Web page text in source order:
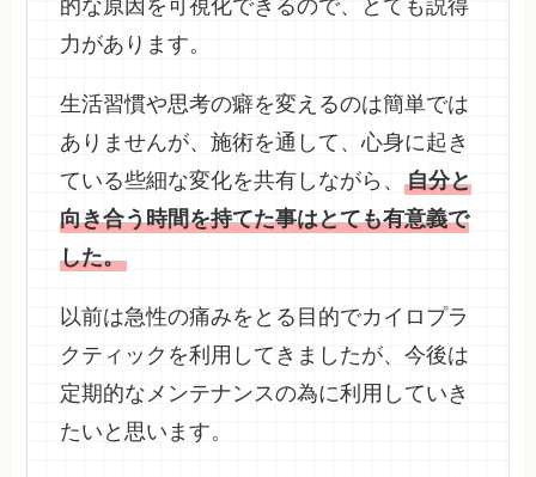
的な原因を可視化できるので、とても説得
力があります。
生活習慣や思考の癖を変えるのは簡単では
ありませんが、施術を通して、心身に起き
ている些細な変化を共有しながら、自分と
向き合う時間を持てた事はとても有意義で
した。
以前は急性の痛みをとる目的でカイロプラ
クティックを利用してきましたが、今後は
定期的なメンテナンスの為に利用していき
たいと思います。